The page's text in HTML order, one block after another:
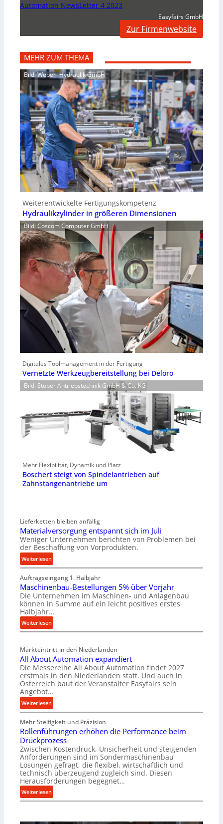
Automation NewsLetter 4 2023
Easyfairs GmbH
Zur Firmenwebsite
MEHR ZUM THEMA
Bild: Weber- Hydraulik GmbH
Weiterentwickelte Fertigungskompetenz
Hydraulikzylinder in größeren Dimensionen
Bild: Coscom Computer GmbH
Digitales Toolmanagement in der Fertigung
Vernetzte Werkzeugbereitstellung bei Deloro
Bild: Stöber Antriebstechnik GmbH & Co. KG
Mehr Flexibilität, Dynamik und Platz
Boschert steigt von Spindelantrieben auf
Zahnstangenantriebe um
Lieferketten bleiben anfällig
Materialversorgung entspannt sich im Juli
Weniger Unternehmen berichten von Problemen bei
der Beschaffung von Vorprodukten.
Weiterlesen:
M
a
t
e
r
i
a
l
e
r
s
o
u
n
g
e
n
t
s
p
a
n
Auftragseingang 1. Halbjahr
Maschinenbau-Bestellungen 5% über Vorjahr
Die Unternehmen im Maschinen- und Anlagenbau
können in Summe auf ein leicht positives erstes
Halbjahr…
Weiterlesen:
M
s
c
h
i
n
e
n
a
u
-
B
e
s
t
e
l
u
Markteintritt in den Niederlanden
All About Automation expandiert
Die Messereihe All About Automation findet 2027
erstmals in den Niederlanden statt. Und auch in
Österreich baut der Veranstalter Easyfairs sein
Angebot…
Weiterlesen:
A
l
l
A
b
o
u
t
A
u
Mehr Steifigkeit und Präzision
Rollenführungen erhöhen die Performance beim
Drückprozess
Zwischen Kostendruck, Unsicherheit und steigenden
Anforderungen sind im Sondermaschinenbau
Lösungen gefragt, die flexibel, wirtschaftlich und
technisch überzeugend zugleich sind. Diesen
Herausforderungen begegnet…
Weiterlesen:
R
l